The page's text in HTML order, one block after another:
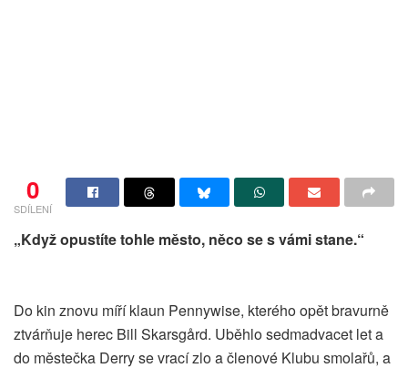
0
SDÍLENÍ
„Když opustíte tohle město, něco se s vámi stane.“
Do kin znovu míří klaun Pennywise, kterého opět bravurně
ztvárňuje herec Bill Skarsgård. Uběhlo sedmadvacet let a
do městečka Derry se vrací zlo a členové Klubu smolařů, a